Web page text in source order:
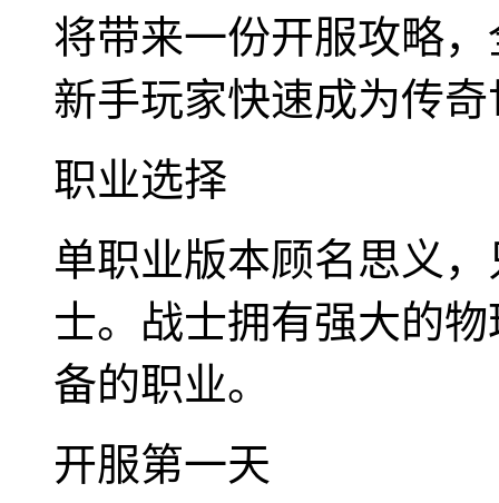
将带来一份开服攻略
新手玩家快速成为传
职业选择
单职业版本顾名思义
士。战士拥有强大的
备的职业。
开服第一天